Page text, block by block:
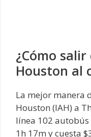
¿Cómo
Houston al
La mejor manera
Houston (IAH) a
línea 102
1h 17m y cuesta